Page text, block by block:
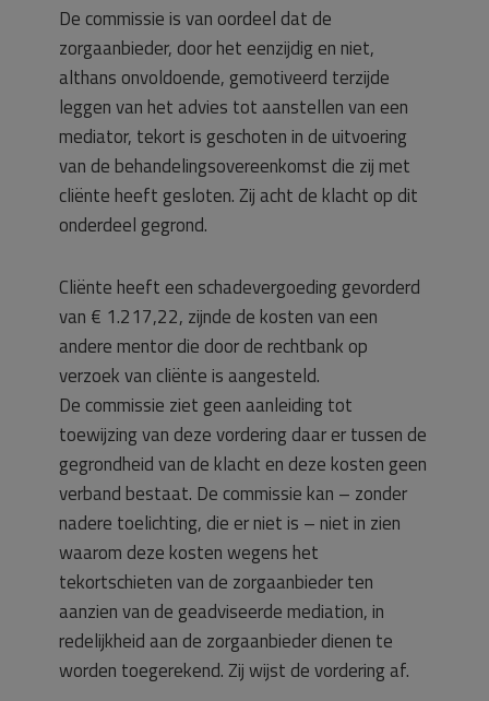
De commissie is van oordeel dat de
zorgaanbieder, door het eenzijdig en niet,
althans onvoldoende, gemotiveerd terzijde
leggen van het advies tot aanstellen van een
mediator, tekort is geschoten in de uitvoering
van de behandelingsovereenkomst die zij met
cliënte heeft gesloten. Zij acht de klacht op dit
onderdeel gegrond.
Cliënte heeft een schadevergoeding gevorderd
van € 1.217,22, zijnde de kosten van een
andere mentor die door de rechtbank op
verzoek van cliënte is aangesteld.
De commissie ziet geen aanleiding tot
toewijzing van deze vordering daar er tussen de
gegrondheid van de klacht en deze kosten geen
verband bestaat. De commissie kan – zonder
nadere toelichting, die er niet is – niet in zien
waarom deze kosten wegens het
tekortschieten van de zorgaanbieder ten
aanzien van de geadviseerde mediation, in
redelijkheid aan de zorgaanbieder dienen te
worden toegerekend. Zij wijst de vordering af.